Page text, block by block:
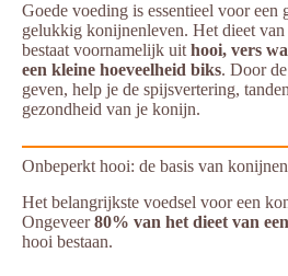
Goede voeding is essentieel voor een
gelukkig konijnenleven. Het dieet
bestaat voornamelijk uit hooi, vers
een kleine hoeveelheid biks. Door
geven, help je de spijsvertering,
gezondheid van je konijn.
Onbeperkt hooi: de basis van
Het belangrijkste voedsel voor een
Ongeveer80% van het dieet van
hooi bestaan.